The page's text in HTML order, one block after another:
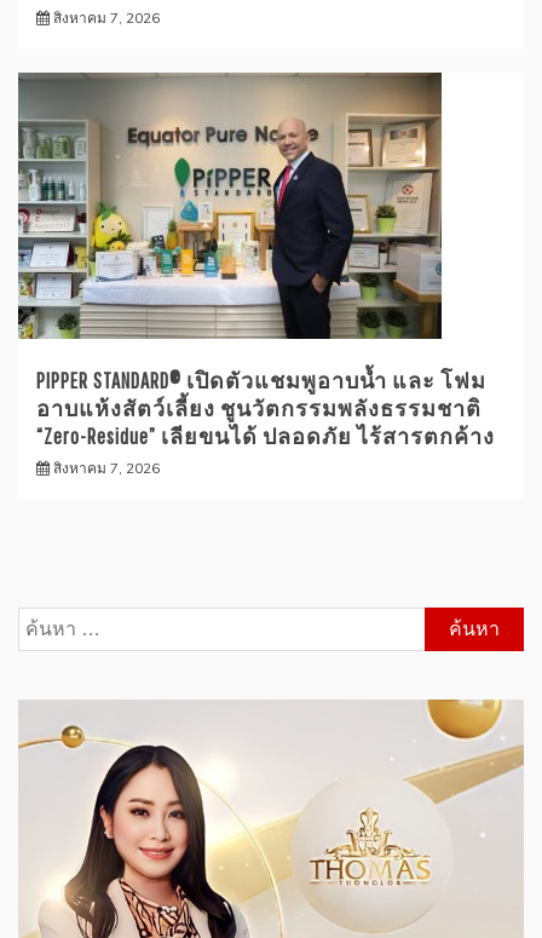
สิงหาคม 7, 2026
PIPPER STANDARD® เปิดตัวแชมพูอาบน้ำ และ โฟม
อาบแห้งสัตว์เลี้ยง ชูนวัตกรรมพลังธรรมชาติ
“Zero-Residue” เลียขนได้ ปลอดภัย ไร้สารตกค้าง
สิงหาคม 7, 2026
ค้นหา
สำหรับ: